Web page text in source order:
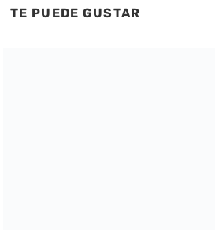
TE PUEDE GUSTAR